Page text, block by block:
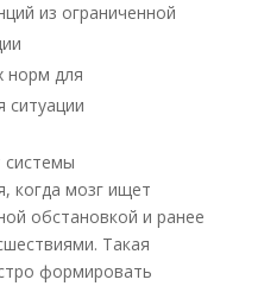
из ограниченной
норм для
ситуации
системы
когда мозг ищет
обстановкой и ранее
Такая
формировать